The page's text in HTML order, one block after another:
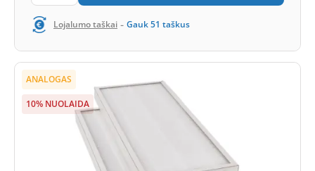
Lojalumo taškai - Gauk51 taškus
ANALOGAS
10% NUOLAIDA